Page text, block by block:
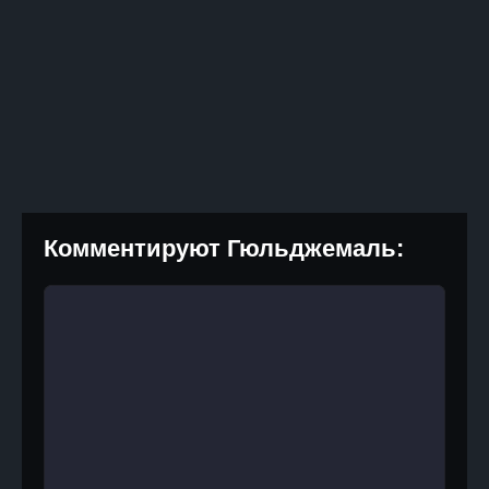
Комментируют Гюльджемаль: